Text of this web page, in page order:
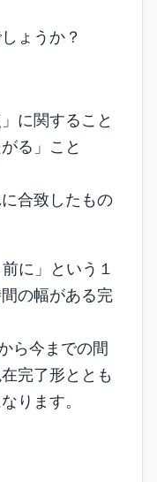
ょうか？
に関すること
る」こと
合致したもの
に」という１
の幅がある完
ら今までの間
完了形ととも
ります。